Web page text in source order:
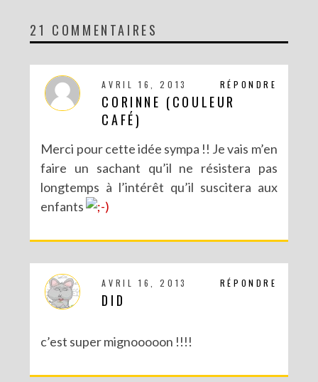
DIY MA FORÊT DE PAPIER
DIY SAINT VALENTIN : UNE CARTE POP-UP QUI BRISE LA GLACE !
21 COMMENTAIRES
RÉPONDRE
AVRIL 16, 2013
CORINNE (COULEUR
CAFÉ)
Merci pour cette idée sympa !! Je vais m’en
faire un sachant qu’il ne résistera pas
longtemps à l’intérêt qu’il suscitera aux
enfants
RÉPONDRE
AVRIL 16, 2013
DID
c’est super mignooooon !!!!